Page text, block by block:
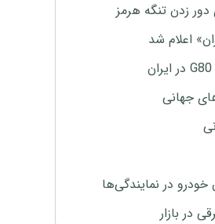
زدن تنگه هرمز
اعلام شد
جهانی
در بازار